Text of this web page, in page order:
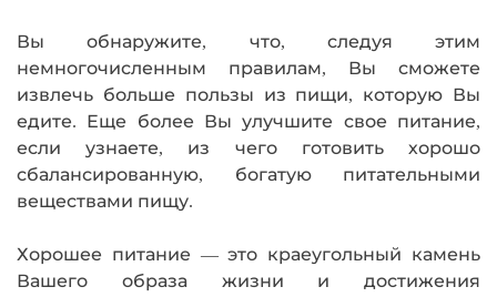
Вы обнаружите, что, следуя этим
немногочисленным правилам, Вы сможете
извлечь больше пользы из пищи, которую Вы
едите. Еще более Вы улучшите свое питание,
если узнаете, из чего готовить хорошо
сбалансированную, богатую питательными
веществами пищу.
Хорошее питание — это краеугольный камень
Вашего образа жизни и достижения